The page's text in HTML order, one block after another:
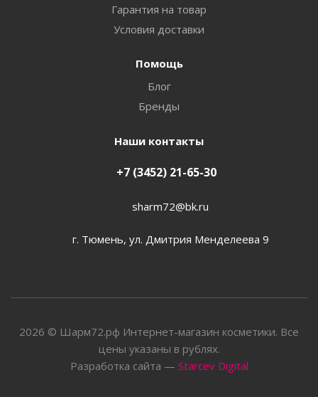
Гарантия на товар
Условия доставки
Помощь
Блог
Бренды
Наши контакты
+7 (3452) 21-65-30
sharm72@bk.ru
г. Тюмень, ул. Дмитрия Менделеева 9
2026 © Шарм72.рф Интернет-магазин косметики. Все
цены указаны в рублях.
Разработка сайта — Starcev Digital